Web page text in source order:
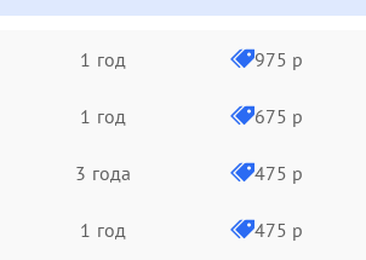
1 год 975 р
1 год 675 р
3 года 475 р
1 год 475 р